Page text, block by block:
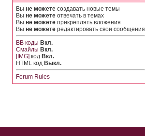
Вы не можете создавать новые темы
Вы не можете отвечать в темах
Вы не можете прикреплять вложения
Вы не можете редактировать свои сообщения
BB коды Вкл.
Смайлы Вкл.
[IMG] код Вкл.
HTML код Выкл.
Forum Rules